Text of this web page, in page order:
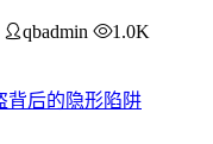
qbadmin
1.0K